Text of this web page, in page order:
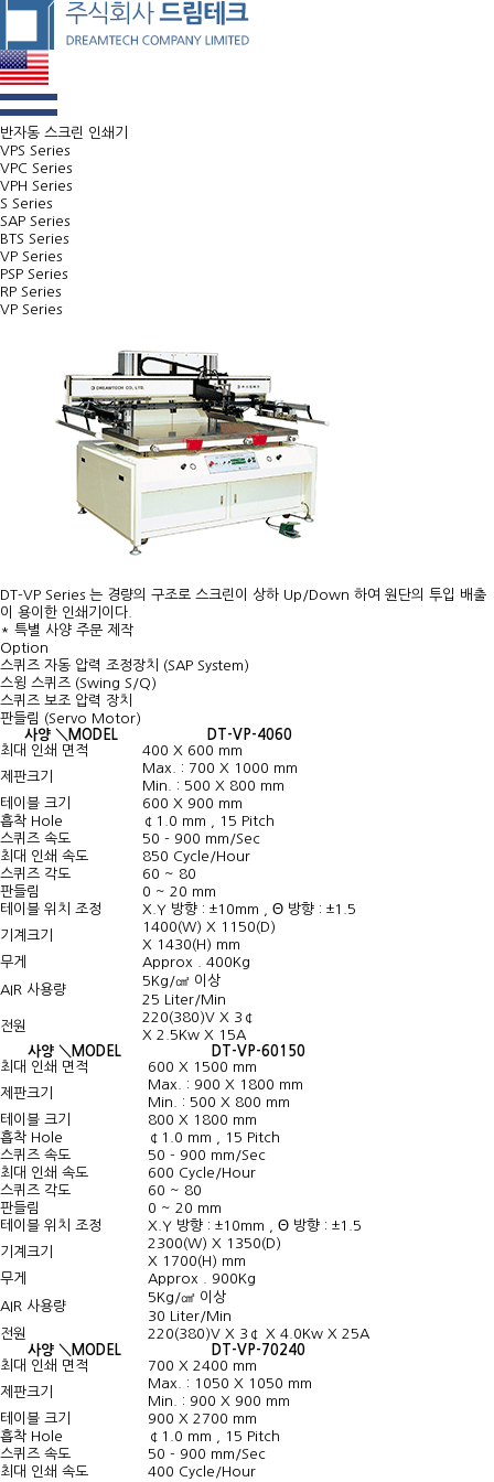
반자동 스크린 인쇄기
VPS Series
VPC Series
VPH Series
S Series
SAP Series
BTS Series
VP Series
PSP Series
RP Series
VP Series
DT-VP Series 는 경량의 구조로 스크린이 상하 Up/Down 하여 원단의 투입 배출
이 용이한 인쇄기이다.
* 특별 사양 주문 제작
Option
스퀴즈 자동 압력 조정장치 (SAP System)
스윙 스퀴즈 (Swing S/Q)
스퀴즈 보조 압력 장치
판들림 (Servo Motor)
사양 ＼MODEL
DT-VP-4060
최대 인쇄 면적
400 X 600 mm
제판크기
Max. : 700 X 1000 mm
Min. : 500 X 800 mm
테이블 크기
600 X 900 mm
흡착 Hole
￠1.0 mm , 15 Pitch
스퀴즈 속도
50 - 900 mm/Sec
최대 인쇄 속도
850 Cycle/Hour
스퀴즈 각도
60 ~ 80
판들림
0 ~ 20 mm
테이블 위치 조정
X.Y 방향 : ±10mm , Θ 방향 : ±1.5
기계크기
1400(W) X 1150(D)
X 1430(H) mm
무게
Approx . 400Kg
AIR 사용량
5Kg/㎠ 이상
25 Liter/Min
전원
220(380)V X 3￠
X 2.5Kw X 15A
사양 ＼MODEL
DT-VP-60150
최대 인쇄 면적
600 X 1500 mm
제판크기
Max. : 900 X 1800 mm
Min. : 500 X 800 mm
테이블 크기
800 X 1800 mm
흡착 Hole
￠1.0 mm , 15 Pitch
스퀴즈 속도
50 - 900 mm/Sec
최대 인쇄 속도
600 Cycle/Hour
스퀴즈 각도
60 ~ 80
판들림
0 ~ 20 mm
테이블 위치 조정
X.Y 방향 : ±10mm , Θ 방향 : ±1.5
기계크기
2300(W) X 1350(D)
X 1700(H) mm
무게
Approx . 900Kg
AIR 사용량
5Kg/㎠ 이상
30 Liter/Min
전원
220(380)V X 3￠ X 4.0Kw X 25A
사양 ＼MODEL
DT-VP-70240
최대 인쇄 면적
700 X 2400 mm
제판크기
Max. : 1050 X 1050 mm
Min. : 900 X 900 mm
테이블 크기
900 X 2700 mm
흡착 Hole
￠1.0 mm , 15 Pitch
스퀴즈 속도
50 - 900 mm/Sec
최대 인쇄 속도
400 Cycle/Hour